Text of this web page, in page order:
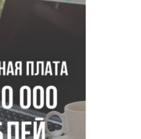
новосибирцев с
победили в
по ИИ
Сибири начали строить